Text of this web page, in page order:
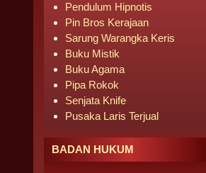
Pendulum Hipnotis
Pin Bros Kerajaan
Sarung Warangka Keris
Buku Mistik
Buku Agama
Pipa Rokok
Senjata Knife
Pusaka Laris Terjual
BADAN HUKUM